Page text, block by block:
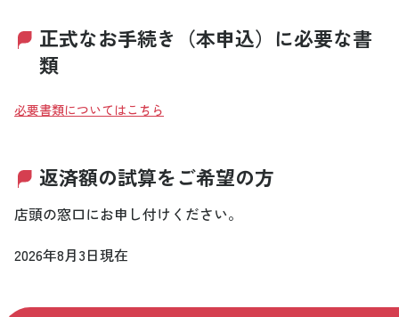
正式なお手続き（本申込）に必要な書
類
必要書類についてはこちら
返済額の試算をご希望の方
店頭の窓口にお申し付けください。
2026年8月3日現在